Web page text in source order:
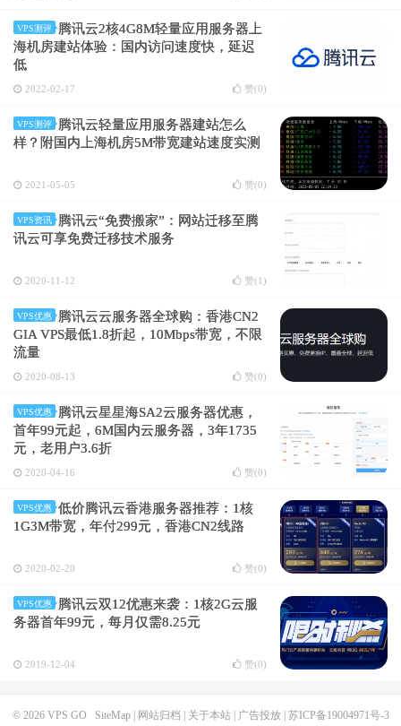
VPS测评
腾讯云2核4G8M轻量应用服务器上
海机房建站体验：国内访问速度快，延迟
低
2022-02-17 赞(0)
VPS测评
腾讯云轻量应用服务器建站怎么
样？附国内上海机房5M带宽建站速度实测
2021-05-05 赞(0)
VPS资讯
腾讯云“免费搬家”：网站迁移至腾
讯云可享免费迁移技术服务
2020-11-12 赞(1 )
VPS优惠
腾讯云云服务器全球购：香港CN2
GIA VPS最低1.8折起，10Mbps带宽，不限
流量
2020-08-13 赞(0)
VPS优惠
腾讯云星星海SA2云服务器优惠，
首年99元起，6M国内云服务器，3年1735
元，老用户3.6折
2020-04-16 赞(0)
VPS优惠
低价腾讯云香港服务器推荐：1核
1G3M带宽，年付299元，香港CN2线路
2020-02-20 赞(0)
VPS优惠
腾讯云双12优惠来袭：1核2G云服
务器首年99元，每月仅需8.25元
2019-12-04 赞(0)
© 2026 VPS GO SiteMap| 网站归档 关于本站| 广告投放| 苏ICP备19004971号-3